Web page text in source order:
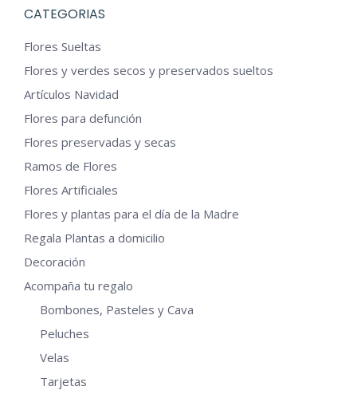
CATEGORIAS
Flores Sueltas
Flores y verdes secos y preservados sueltos
Artículos Navidad
Flores para defunción
Flores preservadas y secas
Ramos de Flores
Flores Artificiales
Flores y plantas para el día de la Madre
Regala Plantas a domicilio
Decoración
Acompaña tu regalo
Bombones, Pasteles y Cava
Peluches
Velas
Tarjetas